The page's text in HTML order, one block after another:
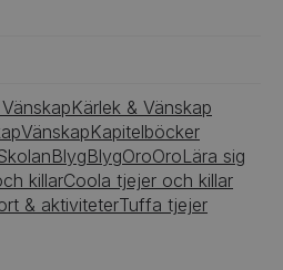
Kärlek & Vänskap
VänskapKapitelböcker
BlygBlygOroOroLära sig
killarCoola tjejer och killar
& aktiviteterTuffa tjejer